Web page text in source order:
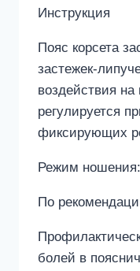
Инструкция
Пояс корсета
застежек-
воздействия
регулируется
фиксирующих
Режим ношения:
По
болей в